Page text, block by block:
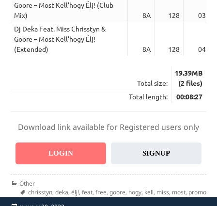
Goore – Most Kell’hogy Élj! (Club
Mix)
8A 128
03:50
Dj Deka Feat. Miss Chrisstyn &
Goore – Most Kell’hogy Élj!
(Extended)
8A 128 04:37
Total size:
19.39MB
(2 files)
Total length:
00:08:27
Download link available for Registered users only
LOGIN SIGNUP
Categories
Other
Tags
chrisstyn, deka, élj!, feat, free, goore, hogy, kell, miss, most, promo